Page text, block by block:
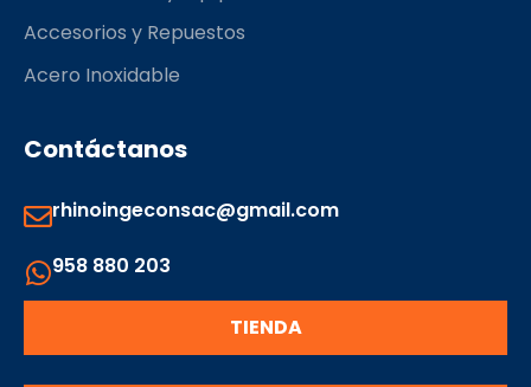
Accesorios y Repuestos
Acero Inoxidable
Contáctanos
rhinoingeconsac@gmail.com
958 880 203
TIENDA